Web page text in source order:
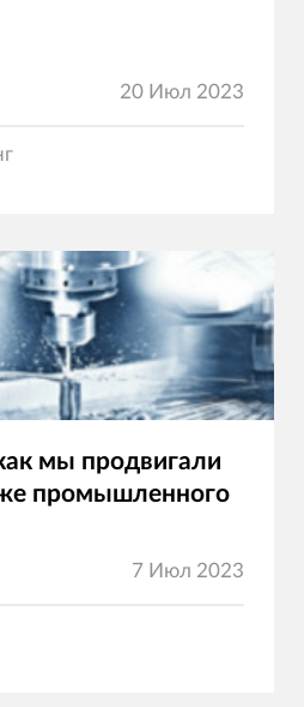
20 Июл 2023
мы продвигали
промышленного
7 Июл 2023